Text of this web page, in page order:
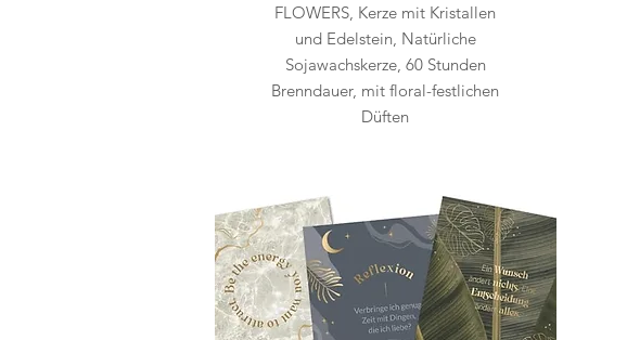
FLOWERS, Kerze mit Kristallen
und Edelstein, Natürliche
Sojawachskerze, 60 Stunden
Brenndauer, mit floral-festlichen
Düften